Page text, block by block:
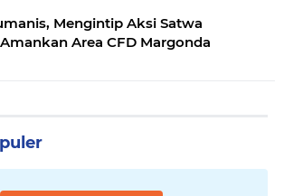
Mengintip Aksi Satwa
Area CFD Margonda